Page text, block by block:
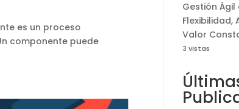
es un proceso
componente puede
Gestión
Flexibilidad,
Valor
3 vistas